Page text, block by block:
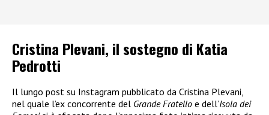
Cristina Plevani, il sostegno di Katia
Pedrotti
Il lungo post su Instagram pubblicato da Cristina Plevani,
nel quale l’ex concorrente del Grande Fratello e dell’Isola dei